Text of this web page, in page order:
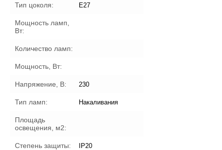
Тип цоколя: E27
Мощность ламп,
Вт:
Количество ламп:
Мощность, Вт:
Напряжение, В: 230
Тип ламп: Накаливания
Площадь
освещения, м2:
Степень защиты: IP20